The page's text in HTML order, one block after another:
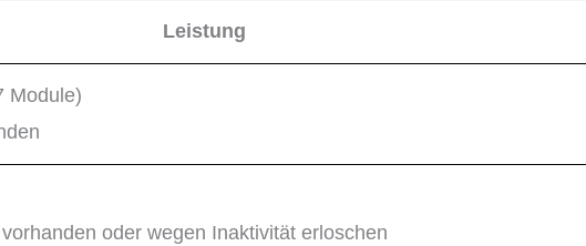
Leistung
Module)
oder wegen Inaktivität erloschen